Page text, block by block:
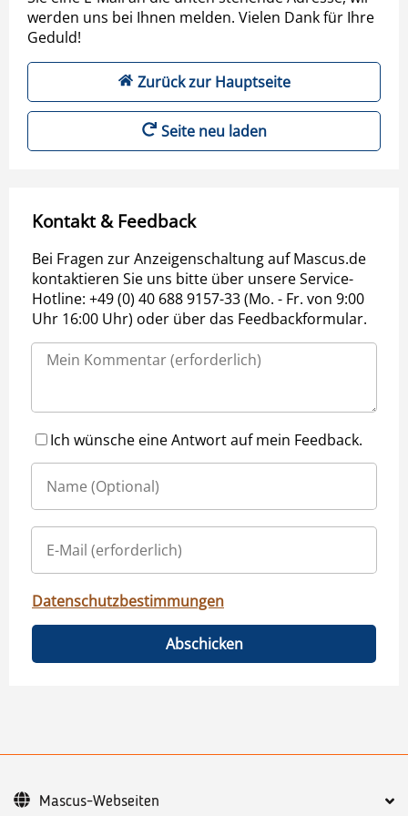
werden uns bei Ihnen melden. Vielen Dank für Ihre
Geduld!
Zurück zur Hauptseite
Seite neu laden
Kontakt & Feedback
Bei Fragen zur Anzeigenschaltung auf Mascus.de
kontaktieren Sie uns bitte über unsere Service-
Hotline: +49 (0) 40 688 9157-33 (Mo. - Fr. von 9:00
Uhr 16:00 Uhr) oder über das Feedbackformular.
Ich wünsche eine Antwort auf mein Feedback.
Datenschutzbestimmungen
Abschicken
Mascus-Webseiten